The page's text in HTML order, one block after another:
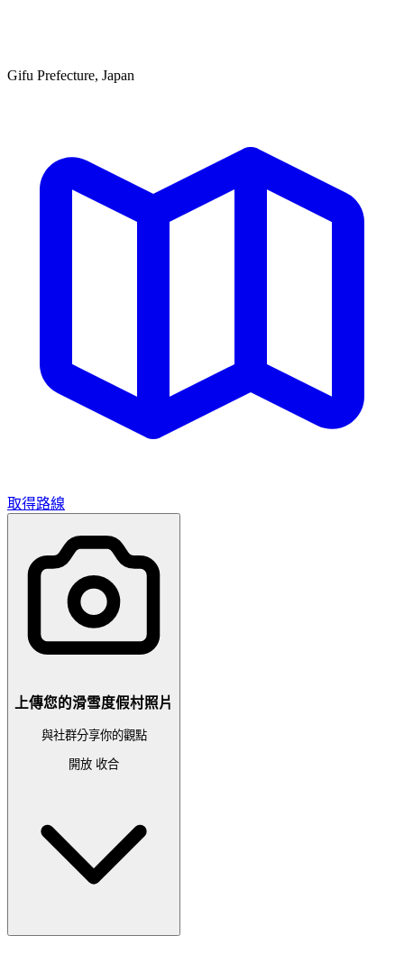
Gifu Prefecture, Japan
取得路線
上傳您的滑雪度假村照片
與社群分享你的觀點
開放 收合